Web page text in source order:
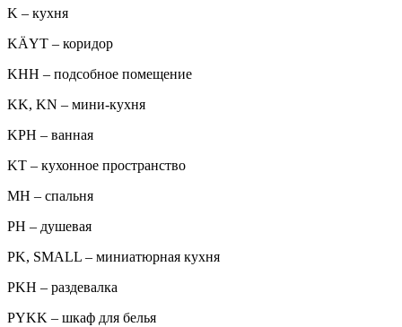
K – кухня
KÄYT – коридор
KHH – подсобное помещение
KK, KN – мини-кухня
KPH – ванная
KT – кухонное пространство
MH – спальня
PH – душевая
PK, SMALL – миниатюрная кухня
PKH – раздевалка
PYKK – шкаф для белья